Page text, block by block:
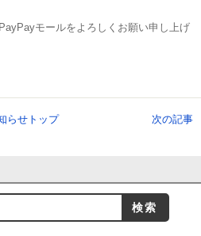
モールをよろしくお願い申し上げ
らせトップ 次の記事